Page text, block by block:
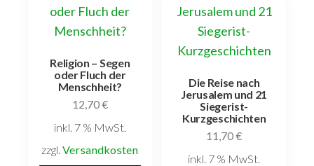
Religion – Segen
oder Fluch der
Menschheit?
12,70€
inkl. 7 % MwSt.
zzgl.Versandkosten
Die Reise nach
Jerusalem und 21
Siegerist-
Kurzgeschichten
11,70€
inkl. 7 % MwSt.